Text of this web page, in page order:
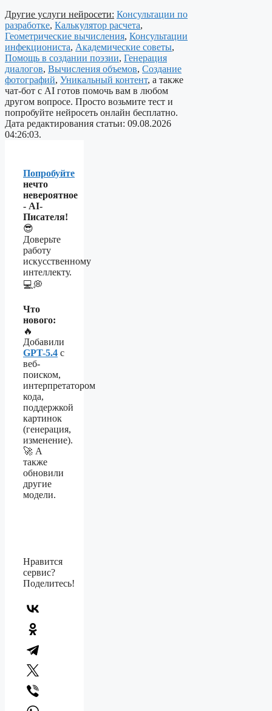
Другие услуги нейросети: Консультации по
разработке, Калькулятор расчета,
Геометрические вычисления, Консультации
инфекциониста, Академические советы,
Помощь в создании поэзии, Генерация
диалогов, Вычисления объемов, Создание
фотографий, Уникальный контент, а также
чат-бот с AI готов помочь вам в любом
другом вопросе. Просто возьмите тест и
попробуйте нейросеть онлайн бесплатно.
Дата редактирования статьи: 09.08.2026
04:26:03.
Попробуйте
нечто
невероятное
- AI-
Писателя!
😎
Доверьте
работу
искусственному
интеллекту.
💻💭
Что
нового:
🔥
Добавили
GPT-5.4 с
веб-
поиском,
интерпретатором
кода,
поддержкой
картинок
(генерация,
изменение).
🚀 А
также
обновили
другие
модели.
Нравится
сервис?
Поделитесь!